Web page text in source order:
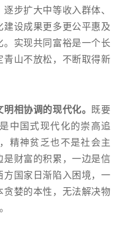
步扩大中等收入群体、
设成果更多更公平惠及
实现共同富裕是一个长
山不放松，不断取得新
相协调的现代化。 既要
中国式现代化的崇高追
精神贫乏也不是社会主
是财富的积累，一边是信
国家日渐陷入困境，一
婪的本性，无法解决物